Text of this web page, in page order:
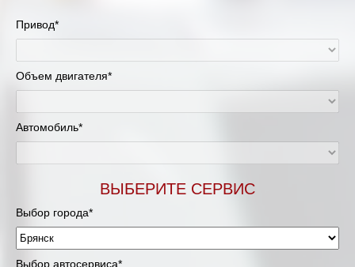
Привод*
Объем двигателя*
Автомобиль*
ВЫБЕРИТЕ СЕРВИС
Выбор города*
Выбор автосервиса*